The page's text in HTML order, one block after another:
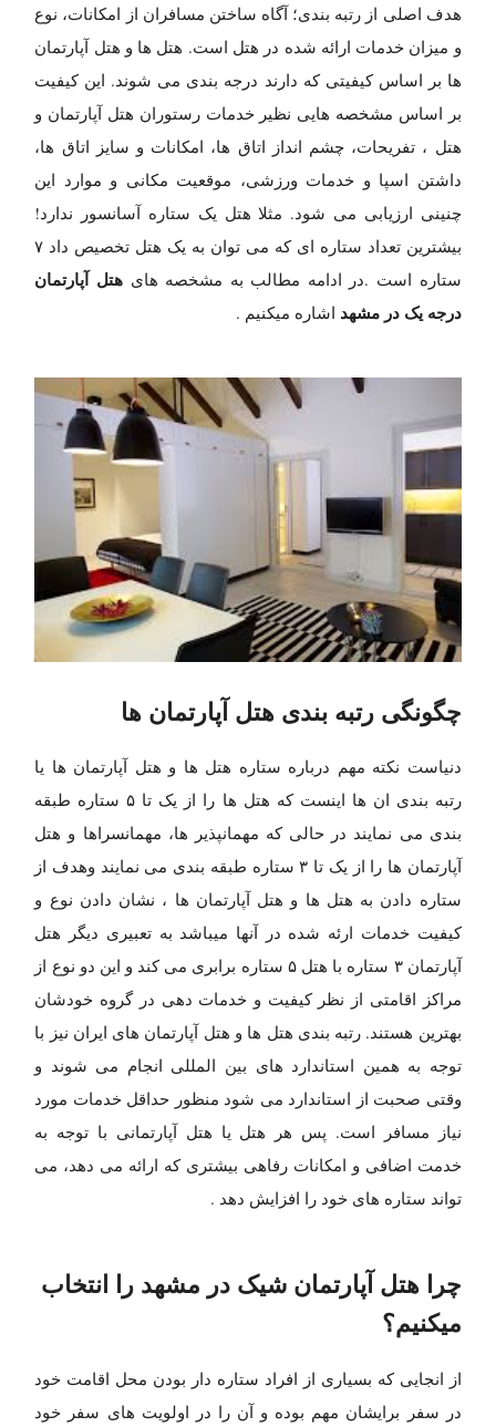
هدف اصلی از رتبه بندی؛ آگاه ساختن مسافران از امکانات، نوع
و میزان خدمات ارائه شده در هتل است. هتل ها و هتل آپارتمان
ها بر اساس کیفیتی که دارند درجه بندی می شوند. این کیفیت
بر اساس مشخصه هایی نظیر خدمات رستوران هتل آپارتمان و
هتل ، تفریحات‏، چشم انداز اتاق ها، امکانات و سایز اتاق ها،
داشتن اسپا و خدمات ورزشی، موقعیت مکانی و موارد این
چنینی ارزیابی می شود. مثلا هتل یک ستاره آسانسور ندارد!
بیشترین تعداد ستاره ای که می توان به یک هتل تخصیص داد ۷
ستاره است .در ادامه مطالب به مشخصه هایهتل آپارتمان
درجه یک در مشهد اشاره میکنیم .
چگونگی رتبه بندی هتل آپارتمان ها
دنیاست نکته مهم درباره ستاره هتل ها و هتل آپارتمان ها یا
رتبه بندی ان ها اینست که هتل ها را از یک تا ۵ ستاره طبقه
بندی می نمایند در حالی که مهمانپذیر ها، مهمانسراها و هتل
آپارتمان ها را از یک تا ۳ ستاره طبقه بندی می نمایند وهدف از
ستاره دادن به هتل ها و هتل آپارتمان ها ، نشان دادن نوع و
کیفیت خدمات ارئه شده در آنها میباشد به تعبیرى دیگر هتل
آپارتمان ۳ ستاره با هتل ۵ ستاره برابرى مى کند و این دو نوع از
مراکز اقامتى از نظر کیفیت و خدمات دهى در گروه خودشان
بهترین هستند. رتبه بندی هتل ها و هتل آپارتمان های ایران نیز با
توجه به همین استاندارد های بین المللی انجام می شوند و
وقتی صحبت از استاندارد می شود منظور حداقل خدمات مورد
نیاز مسافر است. پس هر هتل یا هتل آپارتمانی با توجه به
خدمت اضافی و امکانات رفاهی بیشتری که ارائه می دهد، می
تواند ستاره های خود را افزایش دهد .
چرا هتل آپارتمان شیک در مشهد را انتخاب
میکنیم؟
از انجایی که بسیاری از افراد ستاره دار بودن محل اقامت خود
در سفر برایشان مهم بوده و آن را در اولویت های سفر خود